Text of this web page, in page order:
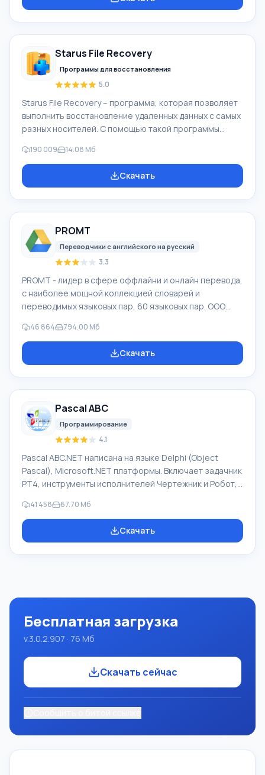
Захватывать видео с разных источников
Maker - добавить можно фоновую аудиодорожку,
использовать между
Starus File Recovery
Программы для восстановления
5.0
Starus File Recovery – программа, которая позволяет
выполнить восстановление удаленных данных с самых
разных носителей. С помощью такой программы
разными способами. Например, они были удалены
мимо Корзины, скрыты под воздействием
вредоносного программного обеспечения, утеряны
различными устройствами, например, с жесткими
дисками, SS
190 009 14.08 Мб
Скачать
PROMT
Переводчики с английского на русский
3.3
PROMT - лидер в сфере оффлайни и онлайн перевода,
с наиболее мощной коллекцией словарей и
переводимых языковых пар, 60 языковых пар. ООО
разработчик систем перевода для частных
пользователей и корпораций. Программой PROMT
обеспечивается перевод любого текста, пользуясь
русского интерфейса или электронные письма
иностранной компани
46 864 794.00 Мб
Скачать
Pascal ABC
Программирование
4.1
Pascal ABC.NET написана на языке Delphi (Object
Pascal), Microsoft.NET платформы. Включает задачник
PT4, инструменты исполнителей Чертежник и Робот,
изучении программирования. Основное назначение
систем программирования Pascal ABC.NET изучение и
обучение языкам современного программирования.
41 458 67.70 Мб
Скачать
Бесплатная загрузка
v.3.0.2.907 · 76 Мб
Скачать сейчас